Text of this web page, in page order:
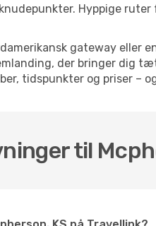
Hyppige
gateway eller
der bringer dig
tidspunkter og priser –
til